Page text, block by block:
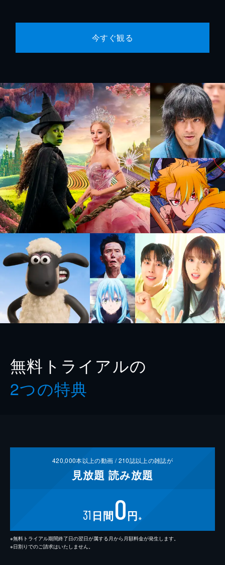
今すぐ観る
無料トライアルの
2つの特典
420,000本以上の動画 /210誌以上の雑誌が
見放題 読み放題
31 日間0円 ※
※無料トライアル期間終了日の翌日が属する月から月額料金が発生します。
※日割りでのご請求はいたしません。